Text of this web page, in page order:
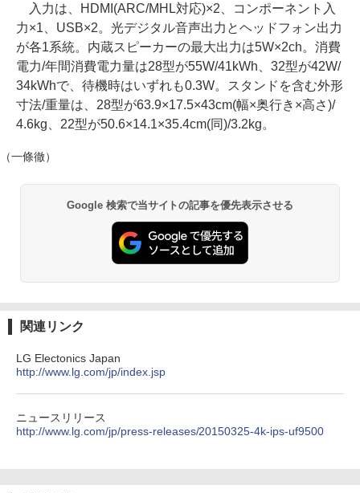
入力は、HDMI(ARC/MHL対応)×2、コンポーネント入
力×1、USB×2。光デジタル音声出力とヘッドフォン出力
が各1系統。内蔵スピーカーの最大出力は5W×2ch。消費
電力/年間消費電力量は28型が55W/41kWh、32型が42W/
34kWhで、待機時はいずれも0.3W。スタンドを含む外形
寸法/重量は、28型が63.9×17.5×43cm(幅×奥行き×高さ)/
4.6kg、22型が50.6×14.1×35.4cm(同)/3.2kg。
（一條徹）
Google 検索で当サイトの記事を優先表示させる
関連リンク
LG Electonics Japan
http://www.lg.com/jp/index.jsp
ニュースリリース
http://www.lg.com/jp/press-releases/20150325-4k-ips-uf9500